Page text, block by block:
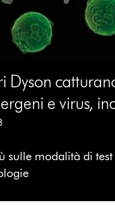
Dyson
e virus,
sulle modalità di